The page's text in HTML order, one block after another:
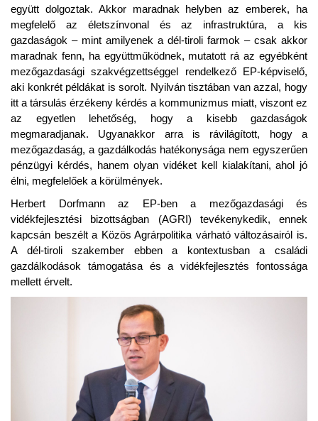
együtt dolgoztak. Akkor maradnak helyben az emberek, ha
megfelelő az életszínvonal és az infrastruktúra, a kis
gazdaságok – mint amilyenek a dél-tiroli farmok – csak akkor
maradnak fenn, ha együttműködnek, mutatott rá az egyébként
mezőgazdasági szakvégzettséggel rendelkező EP-képviselő,
aki konkrét példákat is sorolt. Nyilván tisztában van azzal, hogy
itt a társulás érzékeny kérdés a kommunizmus miatt, viszont ez
az egyetlen lehetőség, hogy a kisebb gazdaságok
megmaradjanak. Ugyanakkor arra is rávilágított, hogy a
mezőgazdaság, a gazdálkodás hatékonysága nem egyszerűen
pénzügyi kérdés, hanem olyan vidéket kell kialakítani, ahol jó
élni, megfelelőek a körülmények.
Herbert Dorfmann az EP-ben a mezőgazdasági és
vidékfejlesztési bizottságban (AGRI) tevékenykedik, ennek
kapcsán beszélt a Közös Agrárpolitika várható változásairól is.
A dél-tiroli szakember ebben a kontextusban a családi
gazdálkodások támogatása és a vidékfejlesztés fontossága
mellett érvelt.